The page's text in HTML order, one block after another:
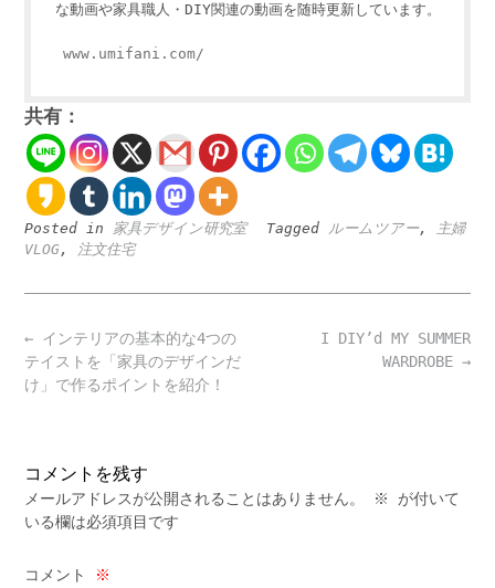
な動画や家具職人・DIY関連の動画を随時更新しています。
www.umifani.com/
共有：
Posted in 家具デザイン研究室 Tagged ルームツアー,
主婦
VLOG, 注文住宅
Post
navigation
I DIY’d MY SUMMER
WARDROBE →
← インテリアの基本的な4つの
テイストを「家具のデザインだ
け」で作るポイントを紹介！
コメントを残す
メールアドレスが公開されることはありません。 ※
が付いて
いる欄は必須項目です
コメント ※